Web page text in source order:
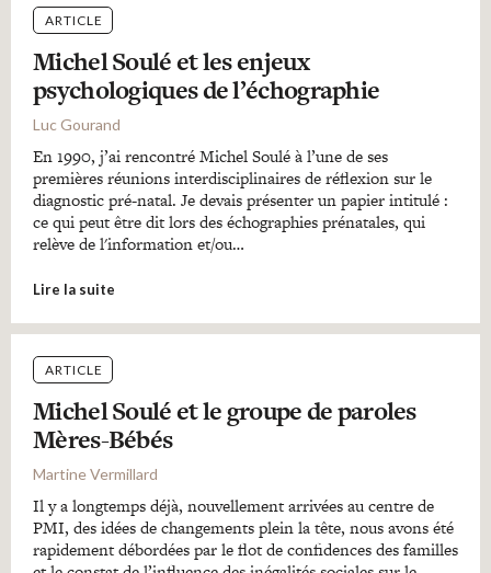
ARTICLE
Michel Soulé et les enjeux
psychologiques de l’échographie
Luc Gourand
En 1990, j’ai rencontré Michel Soulé à l’une de ses
premières réunions interdisciplinaires de réflexion sur le
diagnostic pré-natal. Je devais présenter un papier intitulé :
ce qui peut être dit lors des échographies prénatales, qui
relève de l'information et/ou…
Lire la suite
ARTICLE
Michel Soulé et le groupe de paroles
Mères-Bébés
Martine Vermillard
Il y a longtemps déjà, nouvellement arrivées au centre de
PMI, des idées de changements plein la tête, nous avons été
rapidement débordées par le flot de confidences des familles